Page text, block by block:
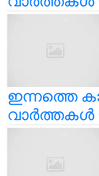
ഇന്നത്തെ
വാർത്തകൾ